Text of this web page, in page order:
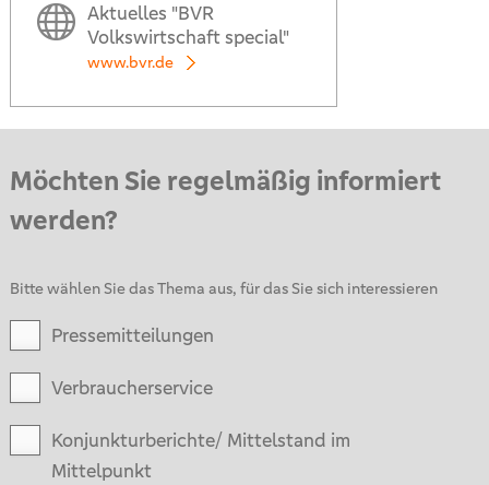
Aktuelles "BVR
Volkswirtschaft special"
www.bvr.de
Möchten Sie regelmäßig informiert
werden?
Bitte wählen Sie das Thema aus, für das Sie sich interessieren
Pressemitteilungen
Verbraucherservice
Konjunkturberichte/ Mittelstand im
Mittelpunkt